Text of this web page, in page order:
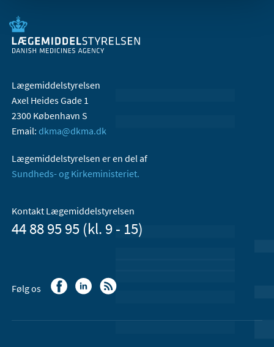
Lægemiddelstyrelsen
Axel Heides Gade 1
2300 København S
Email: dkma@dkma.dk
Lægemiddelstyrelsen er en del af
Sundheds- og Kirkeministeriet.
Kontakt Lægemiddelstyrelsen
44 88 95 95 (kl. 9 - 15)
Følg os